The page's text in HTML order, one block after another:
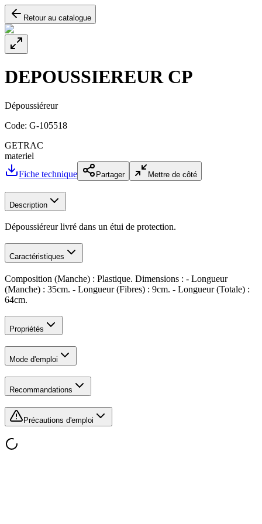
Retour au catalogue
DEPOUSSIEREUR CP
Dépoussiéreur
Code: G-105518
GETRAC
materiel
Fiche technique
Partager Mettre de côté
Description
Dépoussiéreur livré dans un étui de protection.
Caractéristiques
Composition (Manche) : Plastique. Dimensions : - Longueur
(Manche) : 35cm. - Longueur (Fibres) : 9cm. - Longueur (Totale) :
64cm.
Propriétés
Mode d'emploi
Recommandations
Précautions d'emploi